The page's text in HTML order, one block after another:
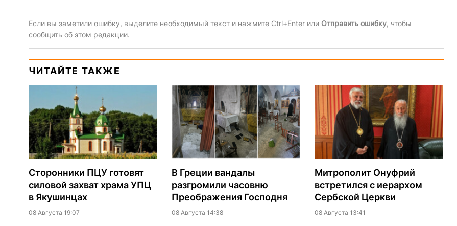
Если вы заметили ошибку, выделите необходимый текст и нажмите Ctrl+Enter или Отправить ошибку, чтобы
сообщить об этом редакции.
ЧИТАЙТЕ ТАКЖЕ
Сторонники ПЦУ готовят
силовой захват храма УПЦ
в Якушинцах
08 Августа 19:07
В Греции вандалы
разгромили часовню
Преображения Господня
08 Августа 14:38
Митрополит Онуфрий
встретился с иерархом
Сербской Церкви
08 Августа 13:41